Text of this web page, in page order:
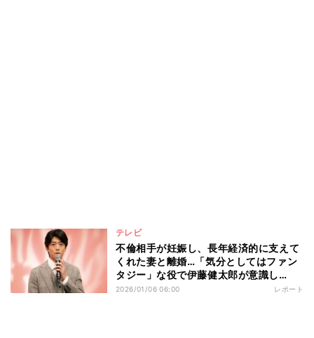
テレビ
不倫相手が妊娠し、長年経済的に支えて
くれた妻と離婚…「気分としてはファン
タジー」な役で伊藤健太郎が意識し
た“演じ分け” ドラマ『略奪奪婚』記者
2026/01/06 06:00 レポート